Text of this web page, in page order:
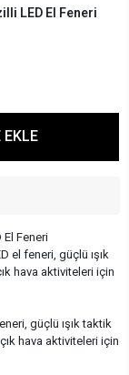
LED El Feneri
EKLE
El Feneri
el feneri, güçlü ışık
hava aktiviteleri için
güçlü ışık taktik
hava aktiviteleri için